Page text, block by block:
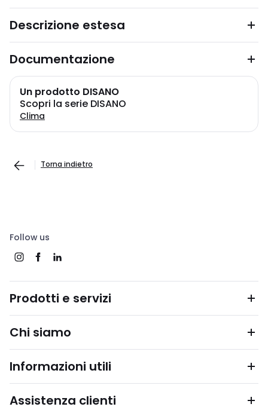
Descrizione estesa
Documentazione
Un prodotto DISANO
Scopri la serie DISANO
Clima
Torna indietro
Follow us
Prodotti e servizi
Chi siamo
Informazioni utili
Assistenza clienti